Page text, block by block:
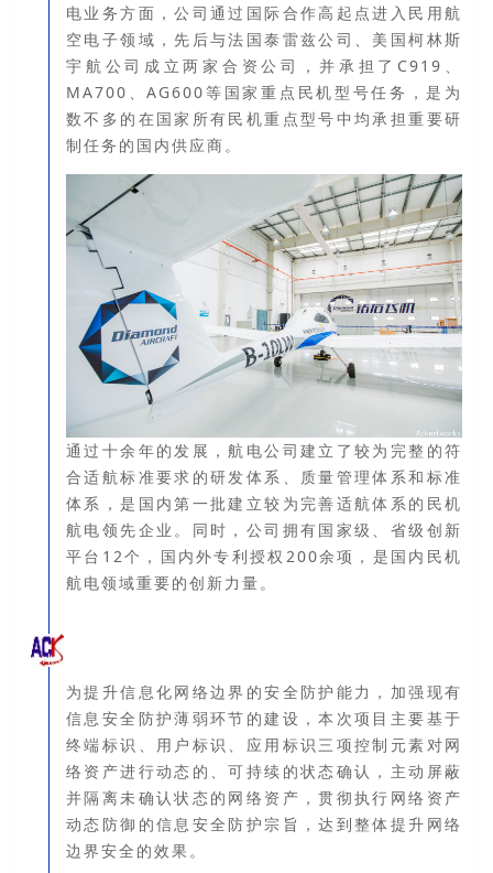
电业务方面，公司通过国际合作高起点进入民用航
空电子领域，先后与法国泰雷兹公司、美国柯林斯
宇航公司成立两家合资公司，并承担了C919、
MA700、AG600等国家重点民机型号任务，是为
数不多的在国家所有民机重点型号中均承担重要研
制任务的国内供应商 。
通过十余年的发展，航电公司建立了较为完整的符
合适航标准要求的研发体系、质量管理体系和标准
体系，是国内第一批建立较为完善适航体系的民机
航电领先企业。 同时，公司拥有国家级、省级创新
平台12个，国内外专利授权200余项，是国内民机
航电领域重要的创新力量。
为提升信息化网络边界的安全防护能力，加强现有
信息安全防护薄弱环节的建设，本次项目主要基于
终端标识、用户标识、应用标识三项控制元素对网
络资产进行动态的、可持续的状态确认，主动屏蔽
并隔离未确认状态的网络资产，贯彻执行网络资产
动态防御的信息安全防护宗旨，达到整体提升网络
边界安全的效果 。